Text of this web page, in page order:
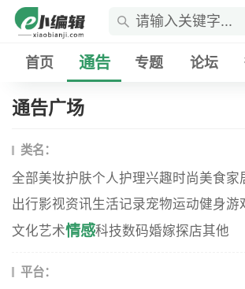
首页 通告 专题 论坛
通告广场
类名：
全部美妆护肤个人护理兴趣时尚美食家
出行影视资讯生活记录宠物运动健身游
文化艺术情感科技数码婚嫁探店其他
平台：